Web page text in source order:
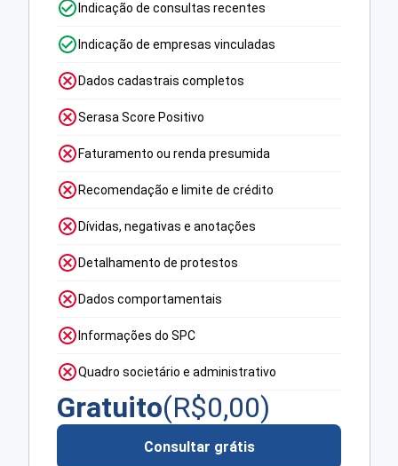
Indicação de consultas recentes
Indicação de empresas vinculadas
Dados cadastrais completos
Serasa Score Positivo
Faturamento ou renda presumida
Recomendação e limite de crédito
Dívidas, negativas e anotações
Detalhamento de protestos
Dados comportamentais
Informações do SPC
Quadro societário e administrativo
Gratuito(R$0,00)
Consultar grátis